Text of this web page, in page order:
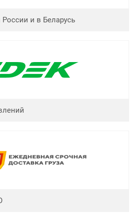
и в Беларусь